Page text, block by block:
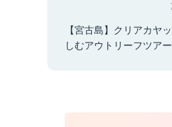
【宮古島】クリアカヤ
しむアウトリーフツアー